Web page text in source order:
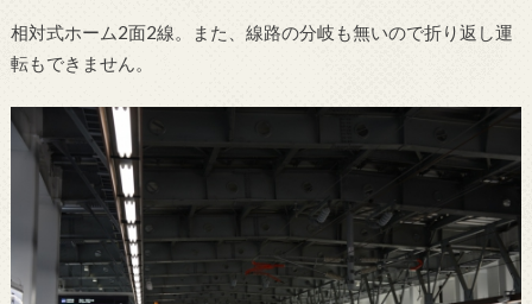
相対式ホーム2面2線。また、線路の分岐も無いので折り返し運
転もできません。